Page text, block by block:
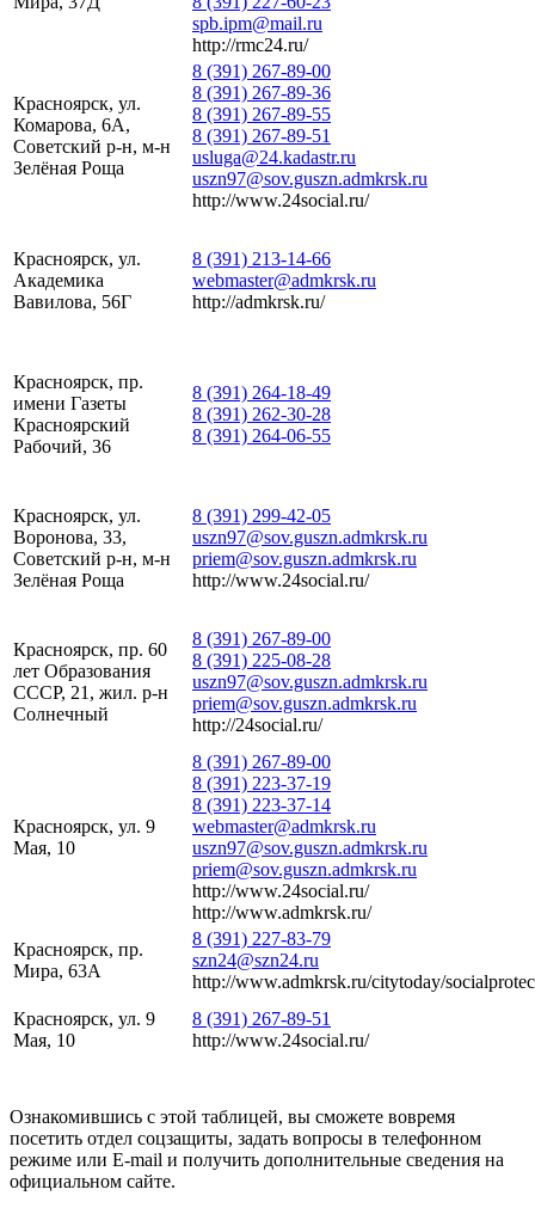
spb.ipm@mail.ru
http://rmc24.ru/
Красноярск, ул.
Комарова, 6А,
Советский р-н, м-н
Зелёная Роща
8 (391) 267-89-00
8 (391) 267-89-36
8 (391) 267-89-55
8 (391) 267-89-51
usluga@24.kadastr.ru
uszn97@sov.guszn.admkrsk.ru
http://www.24social.ru/
Красноярск, ул.
Академика
Вавилова, 56Г
8 (391) 213-14-66
webmaster@admkrsk.ru
http://admkrsk.ru/
Красноярск, пр.
имени Газеты
Красноярский
Рабочий, 36
8 (391) 264-18-49
8 (391) 262-30-28
8 (391) 264-06-55
Красноярск, ул.
Воронова, 33,
Советский р-н, м-н
Зелёная Роща
8 (391) 299-42-05
uszn97@sov.guszn.admkrsk.ru
priem@sov.guszn.admkrsk.ru
http://www.24social.ru/
Красноярск, пр. 60
лет Образования
СССР, 21, жил. р-н
Солнечный
8 (391) 267-89-00
8 (391) 225-08-28
uszn97@sov.guszn.admkrsk.ru
priem@sov.guszn.admkrsk.ru
http://24social.ru/
Красноярск, ул. 9
Мая, 10
8 (391) 267-89-00
8 (391) 223-37-19
8 (391) 223-37-14
webmaster@admkrsk.ru
uszn97@sov.guszn.admkrsk.ru
priem@sov.guszn.admkrsk.ru
http://www.24social.ru/
http://www.admkrsk.ru/
Красноярск, пр.
Мира, 63А
8 (391) 227-83-79
szn24@szn24.ru
http://www.admkrsk.ru/citytoday/
Красноярск, ул. 9
Мая, 10
8 (391) 267-89-51
http://www.24social.ru/
Ознакомившись с этой таблицей, вы сможете вовремя
посетить отдел соцзащиты, задать вопросы в телефонном
режиме или E-mail и получить дополнительные сведения на
официальном сайте.